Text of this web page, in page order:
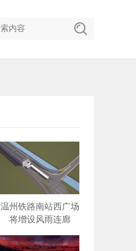
温州铁路南站西广场
将增设风雨连廊